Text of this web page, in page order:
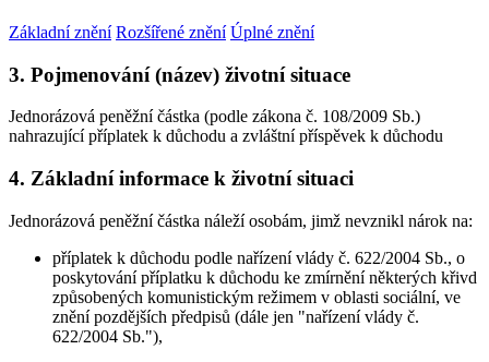
Základní znění Rozšířené znění Úplné znění
3. Pojmenování (název) životní situace
Jednorázová peněžní částka (podle zákona č. 108/2009 Sb.)
nahrazující příplatek k důchodu a zvláštní příspěvek k důchodu
4. Základní informace k životní situaci
Jednorázová peněžní částka náleží osobám, jimž nevznikl nárok na:
příplatek k důchodu podle nařízení vlády č. 622/2004 Sb., o
poskytování příplatku k důchodu ke zmírnění některých křivd
způsobených komunistickým režimem v oblasti sociální, ve
znění pozdějších předpisů (dále jen "nařízení vlády č.
622/2004 Sb."),